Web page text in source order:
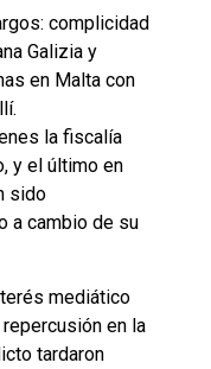
complicidad
Galizia y
en Malta con
la fiscalía
y el último en
sido
a cambio de su
mediático
en la
tardaron